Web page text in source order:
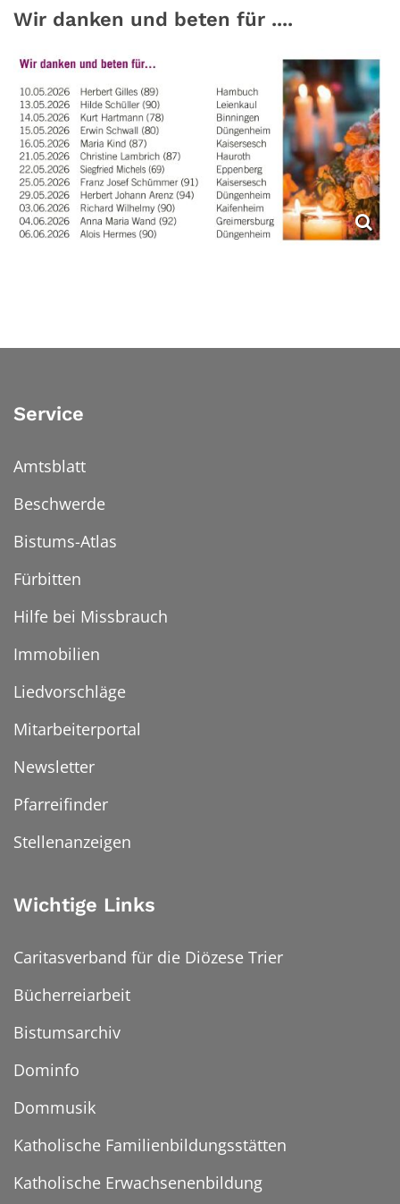
Wir danken und beten für ....
Service
Amtsblatt
Beschwerde
Bistums-Atlas
Fürbitten
Hilfe bei Missbrauch
Immobilien
Liedvorschläge
Mitarbeiterportal
Newsletter
Pfarreifinder
Stellenanzeigen
Wichtige Links
Caritasverband für die Diözese Trier
Bücherreiarbeit
Bistumsarchiv
Dominfo
Dommusik
Katholische Familienbildungsstätten
Katholische Erwachsenenbildung